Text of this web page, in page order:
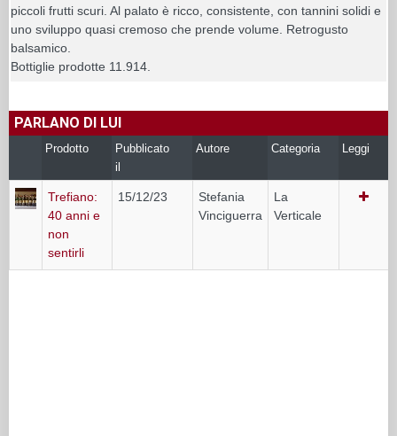
piccoli frutti scuri. Al palato è ricco, consistente, con tannini solidi e
uno sviluppo quasi cremoso che prende volume. Retrogusto
balsamico.
Bottiglie prodotte 11.914.
PARLANO DI LUI
Prodotto
Pubblicato
il
Autore Categoria Leggi
Trefiano:
40 anni e
non
sentirli
15/12/23
Stefania
Vinciguerra
La
Verticale